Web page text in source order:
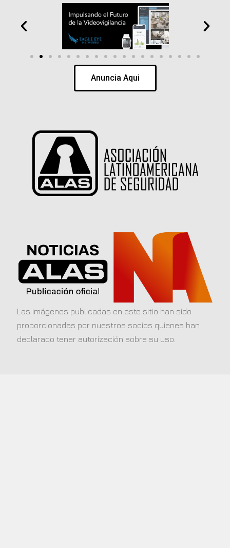
Anuncia Aqui
Las imágenes publicadas en este sitio han sido
proporcionadas por nuestros socios quienes han
declarado tener autorización sobre su uso.